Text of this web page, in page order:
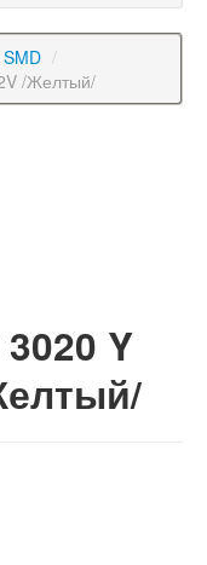
/
/Желтый/
Y